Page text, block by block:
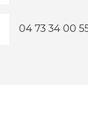
04 73 34 00